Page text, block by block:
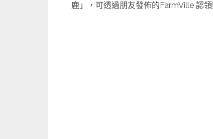
鹿」，可透過朋友發佈的FarmVille 認